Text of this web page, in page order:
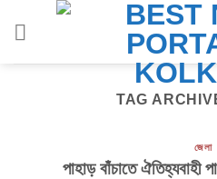
TAG
জেলা
পাহাড় বাঁচাতে ঐতিহ্যবাহী